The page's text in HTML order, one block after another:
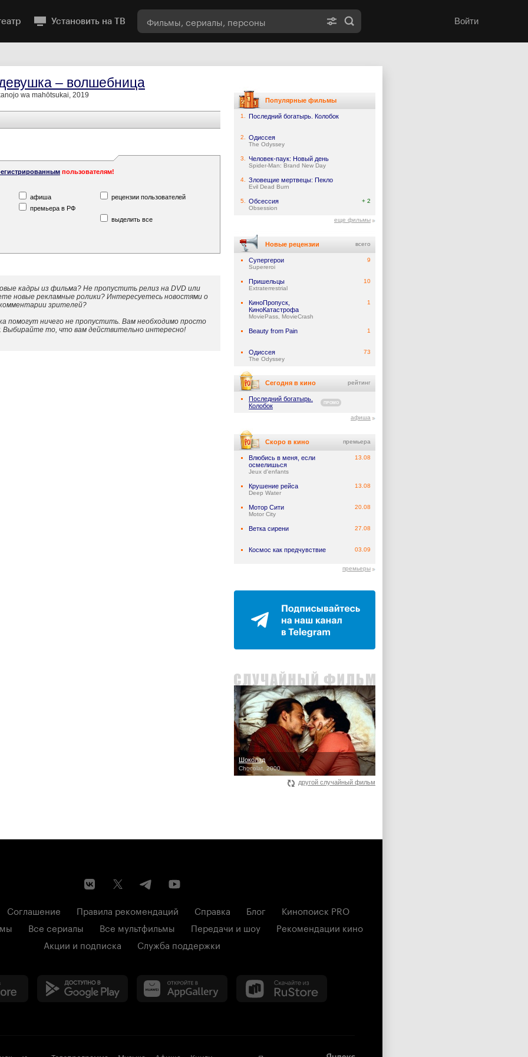
Установить на ТВ Войти
– волшебница
wa mahōtsukai, 2019
пользователям!
афиша
рецензии пользователей
премьера в РФ
выделить все
кадры из фильма? Не пропустить релиз на DVD или
новые рекламные ролики? Интересуетесь новостями о
зрителей?
помогут ничего не пропустить. Вам необходимо просто
Выбирайте то, что вам действительно интересно!
Популярные фильмы
1. Последний богатырь. Колобок
2. Одиссея
The Odyssey
3. Человек-паук: Новый день
Spider-Man: Brand New Day
4. Зловещие мертвецы: Пекло
Evil Dead Burn
5. Обсессия
Obsession
+ 2
еще фильмы
Новые рецензии всего
Супергерои
Supereroi
9
Пришельцы
Extraterrestrial
10
КиноПропуск,
КиноКатастрофа
MoviePass, MovieCrash
1
Beauty from Pain 1
Одиссея
The Odyssey
73
Сегодня в кино рейтинг
Последний богатырь.
Колобок
ПРОМО
афиша
Скоро в кино премьера
Влюбись в меня, если
осмелишься
Jeux d'enfants
13.08
Крушение рейса
Deep Water
13.08
Мотор Сити
Motor City
20.08
Ветка сирени 27.08
Космос как предчувствие 03.09
премьеры
Шоколад
Chocolat, 2000
другой случайный фильм
Соглашение Правила рекомендаций Справка Блог
Кинопоиск PRO
Все сериалы Все мультфильмы Передачи и шоу
Рекомендации кино
Акции и подписка
Служба поддержки